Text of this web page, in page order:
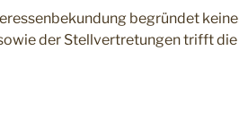
begründet
der Stellvertretungen trifft